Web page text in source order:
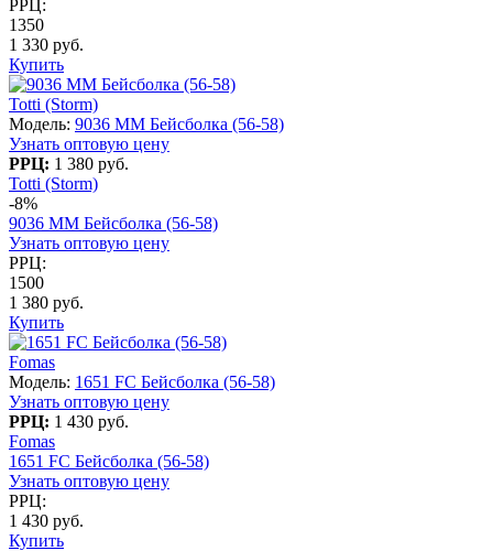
РРЦ:
1350
1 330 руб.
Купить
Totti (Storm)
Модель: 9036 MM Бейсболка (56-58)
Узнать оптовую цену
РРЦ: 1 380 руб.
Totti (Storm)
-8%
9036 MM Бейсболка (56-58)
Узнать оптовую цену
РРЦ:
1500
1 380 руб.
Купить
Fomas
Модель: 1651 FC Бейсболка (56-58)
Узнать оптовую цену
РРЦ: 1 430 руб.
Fomas
1651 FC Бейсболка (56-58)
Узнать оптовую цену
РРЦ:
1 430 руб.
Купить